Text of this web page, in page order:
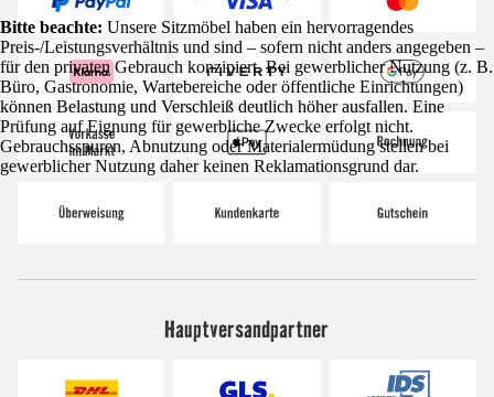
Bitte beachte: Unsere Sitzmöbel haben ein hervorragendes
Preis-/Leistungsverhältnis und sind – sofern nicht anders angegeben –
für den privaten Gebrauch konzipiert. Bei gewerblicher Nutzung (z. B.
Büro, Gastronomie, Wartebereiche oder öffentliche Einrichtungen)
können Belastung und Verschleiß deutlich höher ausfallen. Eine
Prüfung auf Eignung für gewerbliche Zwecke erfolgt nicht.
Gebrauchsspuren, Abnutzung oder Materialermüdung stellen bei
gewerblicher Nutzung daher keinen Reklamationsgrund dar.
Hauptversandpartner